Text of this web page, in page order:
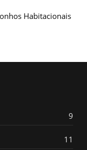
Habitacionais
9
11